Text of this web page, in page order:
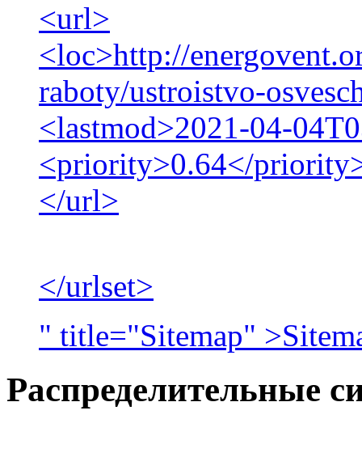
<url>
<loc>http://
raboty/ustroistvo-
<lastmod>2021-04-
<priority>0.64</
</url>
</urlset>
" title="Sitemap"
Распределительные